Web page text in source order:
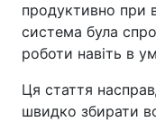
продуктивно при
система була
роботи навіть в
Ця стаття
швидко збирати